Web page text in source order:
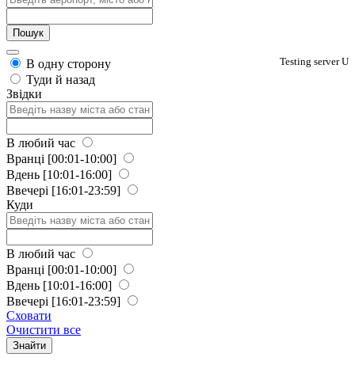
Testing server U
В одну сторону
Туди й назад
Звідки
В любий час
Вранці [00:01-10:00]
Вдень [10:01-16:00]
Ввечері [16:01-23:59]
Куди
В любий час
Вранці [00:01-10:00]
Вдень [10:01-16:00]
Ввечері [16:01-23:59]
Сховати
Очистити все
Знайти